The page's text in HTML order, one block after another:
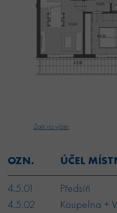
Zpět na výběr
OZN. ÚČEL
4.5.01 Předsíň
4.5.02 Koupelna +